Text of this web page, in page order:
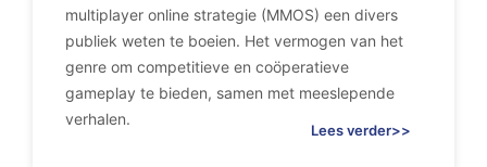
multiplayer online strategie (MMOS) een divers
publiek weten te boeien. Het vermogen van het
genre om competitieve en coöperatieve
gameplay te bieden, samen met meeslepende
verhalen.
Lees verder>>